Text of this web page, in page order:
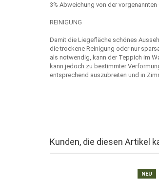
3% Abweichung von der
REINIGUNG
Damit die Liegefläche schönes
die trockene Reinigung oder nur
als notwendig, kann der Teppich im
kann jedoch zu bestimmter
entsprechend auszubreiten und in
Kunden, die diesen Artikel
NEU